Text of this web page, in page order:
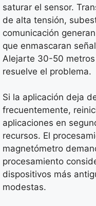
saturar el sensor.
de alta tensión,
comunicación
que enmascaran
Alejarte 30-50
resuelve el problema.
Si la aplicación deja
frecuentemente,
aplicaciones en
recursos. El
magnetómetro
procesamiento
dispositivos más
modestas.